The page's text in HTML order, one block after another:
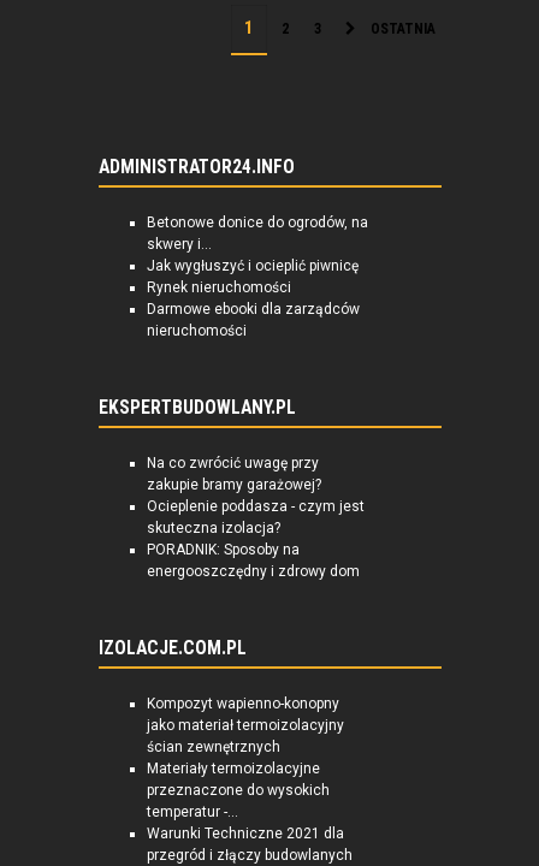
2 3 OSTATNIA
ADMINISTRATOR24.INFO
Betonowe donice do ogrodów, na
skwery i...
Jak wygłuszyć i ocieplić piwnicę
Rynek nieruchomości
Darmowe ebooki dla zarządców
nieruchomości
EKSPERTBUDOWLANY.PL
Na co zwrócić uwagę przy
zakupie bramy garażowej?
Ocieplenie poddasza - czym jest
skuteczna izolacja?
PORADNIK: Sposoby na
energooszczędny i zdrowy dom
IZOLACJE.COM.PL
Kompozyt wapienno-konopny
jako materiał termoizolacyjny
ścian zewnętrznych
Materiały termoizolacyjne
przeznaczone do wysokich
temperatur -...
Warunki Techniczne 2021 dla
przegród i złączy budowlanych